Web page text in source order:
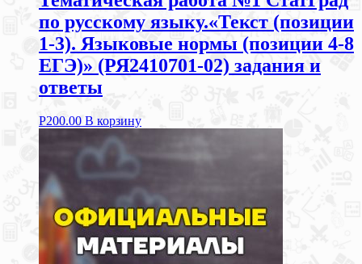
по русскому языку.«Текст (позиции
1-3). Языковые нормы (позиции 4-8
ЕГЭ)» (РЯ2410701-02) задания и
ответы
Р200.00 В корзину